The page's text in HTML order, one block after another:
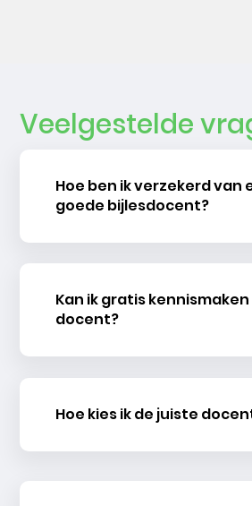
Veelgestelde
Hoe ben ik verzekerd van
goede bijlesdocent?
Kan ik gratis
docent?
Hoe kies ik de juiste